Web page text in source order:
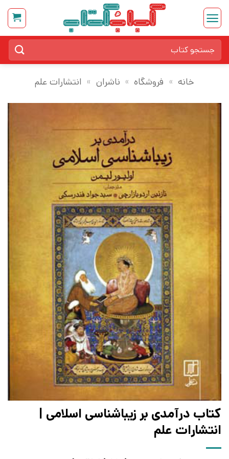
Skip
content
برای:
خانه » فروشگاه » ناشران » انتشارات علم
کتاب درآمدی بر زیباشناسی اسلامی |
انتشارات علم